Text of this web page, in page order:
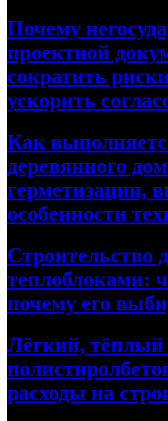
Почему
проектной
сократить
ускорить
Как
деревянного
герметизации,
особенности
Строительство
теплоблоками:
почему его
Лёгкий,
расходы на